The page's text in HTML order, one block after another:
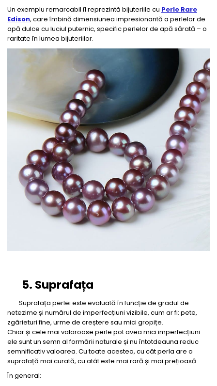
Un exemplu remarcabil îl reprezintă bijuteriile cu Perle Rare
Edison, care îmbină dimensiunea impresionantă a perlelor de
apă dulce cu luciul puternic, specific perlelor de apă sărată – o
raritate în lumea bijuteriilor.
5. Suprafața
Suprafața perlei este evaluată în funcție de gradul de
netezime și numărul de imperfecțiuni vizibile, cum ar fi: pete,
zgârieturi fine, urme de creștere sau mici gropițe.
Chiar și cele mai valoroase perle pot avea mici imperfecțiuni –
ele sunt un semn al formării naturale și nu întotdeauna reduc
semnificativ valoarea. Cu toate acestea, cu cât perla are o
suprafață mai curată, cu atât este mai rară și mai prețioasă.
În general: